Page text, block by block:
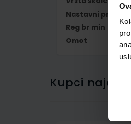
Nastavni predmet
Reg br min
Omot
Kupci